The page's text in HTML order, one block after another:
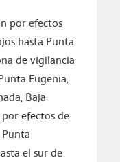
por efectos
hasta Punta
de vigilancia
Eugenia,
Baja
efectos de
el sur de